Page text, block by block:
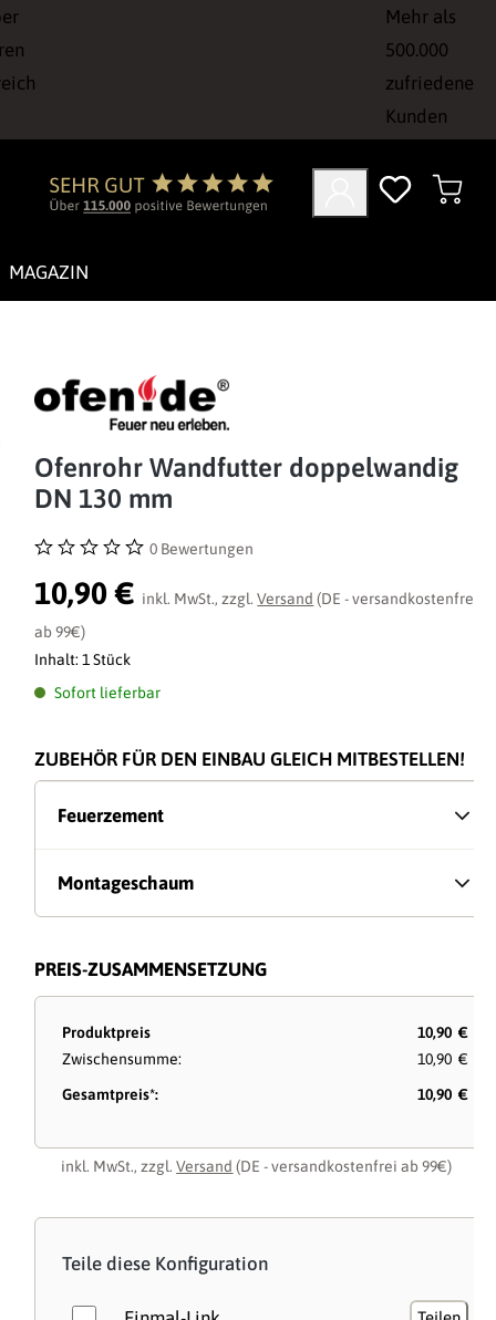
Mehr als
500.000
zufriedene
Kunden
MAGAZIN
Ofenrohr Wandfutter doppelwandig
DN 130 mm
Durchschnittliche Bewertung von 0 von 5 Sternen
0 Bewertungen
10,90 € inkl. MwSt., zzgl.Versand (DE - versandkostenfrei
ab 99€)
Inhalt:1 Stück
Sofort lieferbar
ZUBEHÖR FÜR DEN EINBAU GLEICH MITBESTELLEN!
Feuerzement
Montageschaum
PREIS-ZUSAMMENSETZUNG
Produktpreis
10,90 €
Zwischensumme:
10,90 €
Gesamtpreis*:
10,90 €
inkl. MwSt., zzgl.Versand (DE - versandkostenfrei ab 99€)
Teile diese Konfiguration